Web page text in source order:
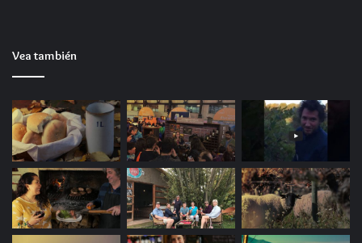
Vea también